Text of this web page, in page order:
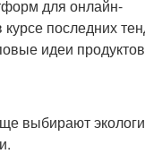
для онлайн-
последних
идеи
выбирают